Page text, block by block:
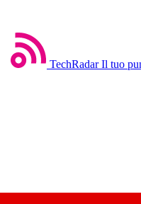
TechRadar Il tuo